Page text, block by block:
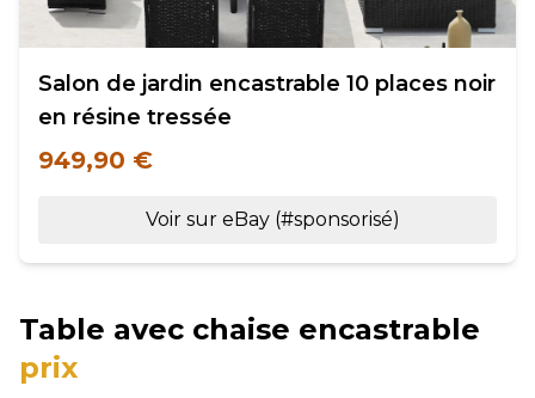
Salon de jardin encastrable 10 places noir
en résine tressée
949,90 €
Voir sur eBay (#sponsorisé)
Table avec chaise encastrable
prix